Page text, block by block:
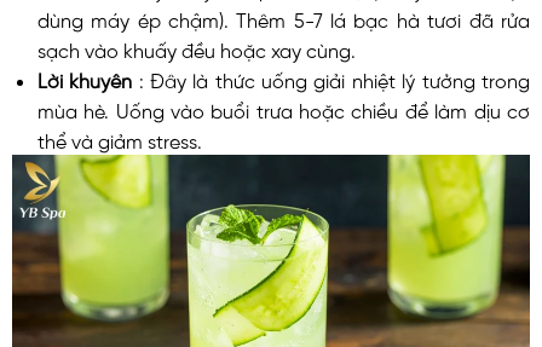
dùng máy ép chậm). Thêm 5-7 lá bạc hà tươi đã rửa
sạch vào khuấy đều hoặc xay cùng.
Lời khuyên : Đây là thức uống giải nhiệt lý tưởng trong
mùa hè. Uống vào buổi trưa hoặc chiều để làm dịu cơ
thể và giảm stress.